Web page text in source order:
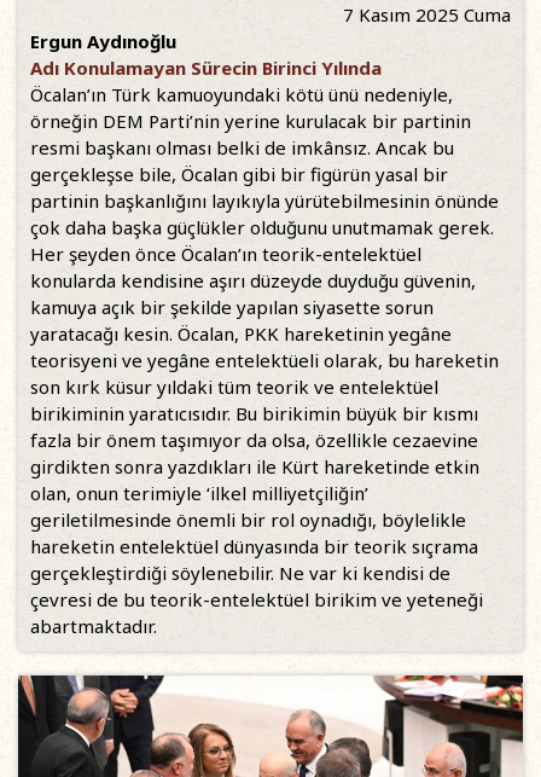
7 Kasım 2025 Cuma
Ergun Aydınoğlu
Adı Konulamayan Sürecin Birinci Yılında
Öcalan’ın Türk kamuoyundaki kötü ünü nedeniyle,
örneğin DEM Parti’nin yerine kurulacak bir partinin
resmi başkanı olması belki de imkânsız. Ancak bu
gerçekleşse bile, Öcalan gibi bir figürün yasal bir
partinin başkanlığını layıkıyla yürütebilmesinin önünde
çok daha başka güçlükler olduğunu unutmamak gerek.
Her şeyden önce Öcalan’ın teorik-entelektüel
konularda kendisine aşırı düzeyde duyduğu güvenin,
kamuya açık bir şekilde yapılan siyasette sorun
yaratacağı kesin. Öcalan, PKK hareketinin yegâne
teorisyeni ve yegâne entelektüeli olarak, bu hareketin
son kırk küsur yıldaki tüm teorik ve entelektüel
birikiminin yaratıcısıdır. Bu birikimin büyük bir kısmı
fazla bir önem taşımıyor da olsa, özellikle cezaevine
girdikten sonra yazdıkları ile Kürt hareketinde etkin
olan, onun terimiyle ‘ilkel milliyetçiliğin’
geriletilmesinde önemli bir rol oynadığı, böylelikle
hareketin entelektüel dünyasında bir teorik sıçrama
gerçekleştirdiği söylenebilir. Ne var ki kendisi de
çevresi de bu teorik-entelektüel birikim ve yeteneği
abartmaktadır.